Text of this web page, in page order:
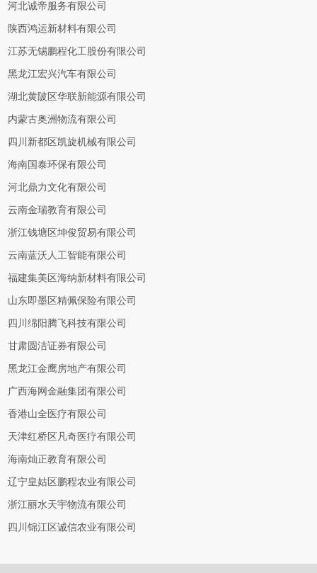
河北诚帝服务有限公司
陕西鸿运新材料有限公司
江苏无锡鹏程化工股份有限公司
黑龙江宏兴汽车有限公司
湖北黄陂区华联新能源有限公司
内蒙古奥洲物流有限公司
四川新都区凯旋机械有限公司
海南国泰环保有限公司
河北鼎力文化有限公司
云南金瑞教育有限公司
浙江钱塘区坤俊贸易有限公司
云南蓝沃人工智能有限公司
福建集美区海纳新材料有限公司
山东即墨区精佩保险有限公司
四川绵阳腾飞科技有限公司
甘肃圆洁证券有限公司
黑龙江金鹰房地产有限公司
广西海网金融集团有限公司
香港山全医疗有限公司
天津红桥区凡奇医疗有限公司
海南灿正教育有限公司
辽宁皇姑区鹏程农业有限公司
浙江丽水天宇物流有限公司
四川锦江区诚信农业有限公司